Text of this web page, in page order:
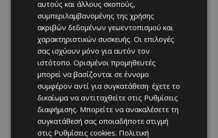
αυτούς και άλλους σκοπούς,
συμπεριλαμβανομένης της χρήσης
ακριβών δεδομένων γεωεντοπισμού και
χαρακτηριστικών συσκευής. Οι επιλογές
σας ισχύουν μόνο για αυτόν τον
ιστότοπο. Ορισμένοι προμηθευτές
μπορεί να βασίζονται σε έννομο
συμφέρον αντί για συγκατάθεση· έχετε το
δικαίωμα να αντιταχθείτε στις Ρυθμίσεις
διαφήμισης. Μπορείτε να ανακαλέσετε τη
συγκατάθεσή σας οποιαδήποτε στιγμή
στις Ρυθμίσεις cookies. Πολιτική